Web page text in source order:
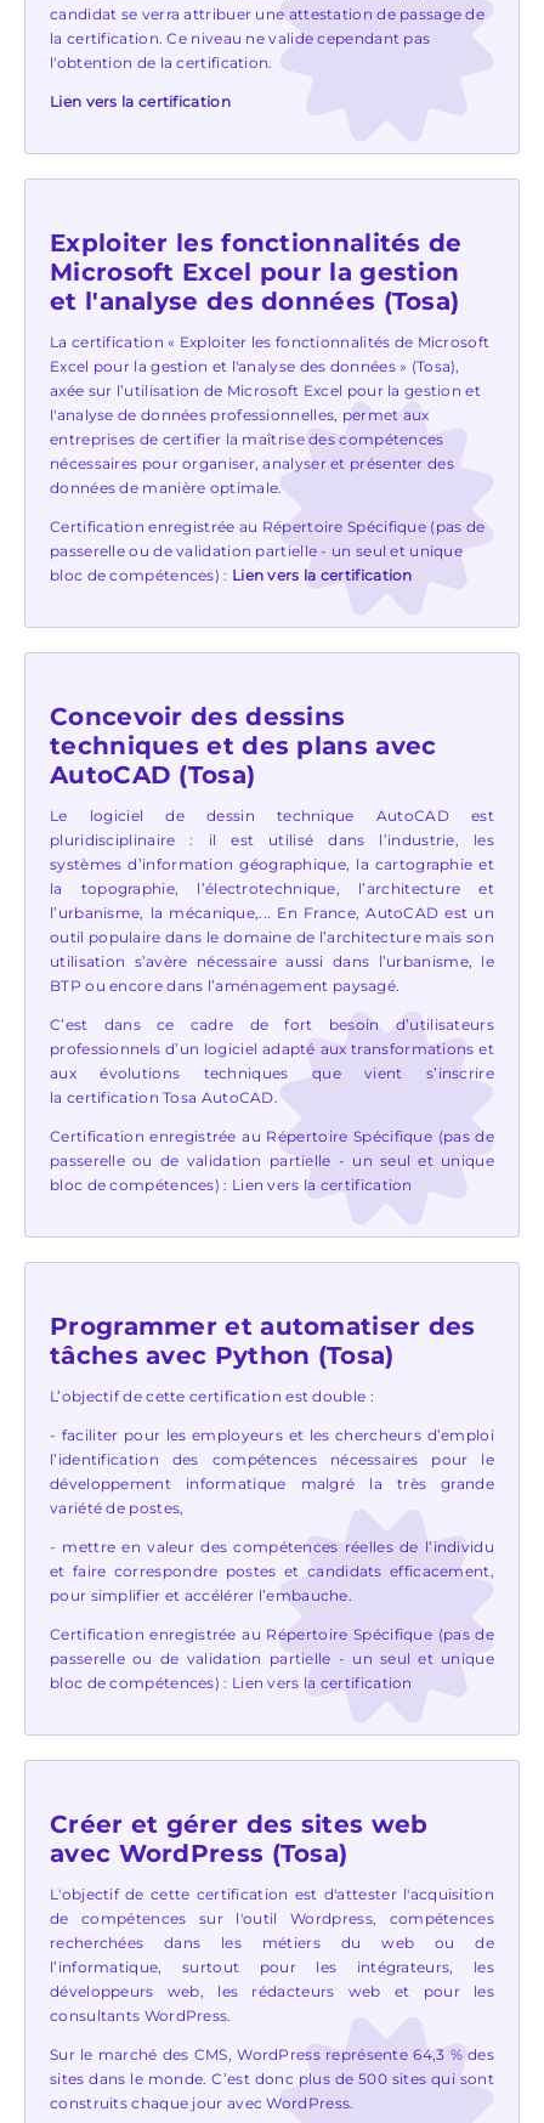
candidat se verra attribuer une attestation de passage de
la certification. Ce niveau ne valide cependant pas
l'obtention de la certification.
Lien vers la certification
Exploiter les fonctionnalités de
Microsoft Excel pour la gestion
et l'analyse des données (Tosa)
La certification « Exploiter les fonctionnalités de Microsoft
Excel pour la gestion et l'analyse des données » (Tosa),
axée sur l’utilisation de Microsoft Excel pour la gestion et
l'analyse de données professionnelles, permet aux
entreprises de certifier la maîtrise des compétences
nécessaires pour organiser, analyser et présenter des
données de manière optimale.
Certification enregistrée au Répertoire Spécifique (pas de
passerelle ou de validation partielle - un seul et unique
bloc de compétences) : Lien vers la certification
Concevoir des dessins
techniques et des plans avec
AutoCAD (Tosa)
Le logiciel de dessin technique AutoCAD est
pluridisciplinaire : il est utilisé dans l’industrie, les
systèmes d’information géographique, la cartographie et
la topographie, l’électrotechnique, l’architecture et
l’urbanisme, la mécanique,... En France, AutoCAD est un
outil populaire dans le domaine de l’architecture mais son
utilisation s’avère nécessaire aussi dans l’urbanisme, le
BTP ou encore dans l’aménagement paysagé.
C’est dans ce cadre de fort besoin d’utilisateurs
professionnels d’un logiciel adapté aux transformations et
aux évolutions techniques que vient s’inscrire
la certification Tosa AutoCAD.
Certification enregistrée au Répertoire Spécifique (pas de
passerelle ou de validation partielle - un seul et unique
bloc de compétences) : Lien vers la certification
Programmer et automatiser des
tâches avec Python (Tosa)
L’objectif de cette certification est double :
- faciliter pour les employeurs et les chercheurs d’emploi
l’identification des compétences nécessaires pour le
développement informatique malgré la très grande
variété de postes,
- mettre en valeur des compétences réelles de l’individu
et faire correspondre postes et candidats efficacement,
pour simplifier et accélérer l’embauche.
Certification enregistrée au Répertoire Spécifique (pas de
passerelle ou de validation partielle - un seul et unique
bloc de compétences) : Lien vers la certification
Créer et gérer des sites web
avec WordPress (Tosa)
L'objectif de cette certification est d'attester l'acquisition
de compétences sur l'outil Wordpress, compétences
recherchées dans les métiers du web ou de
l’informatique, surtout pour les intégrateurs, les
développeurs web, les rédacteurs web et pour les
consultants WordPress.
Sur le marché des CMS, WordPress représente 64,3 % des
sites dans le monde. C’est donc plus de 500 sites qui sont
construits chaque jour avec WordPress.